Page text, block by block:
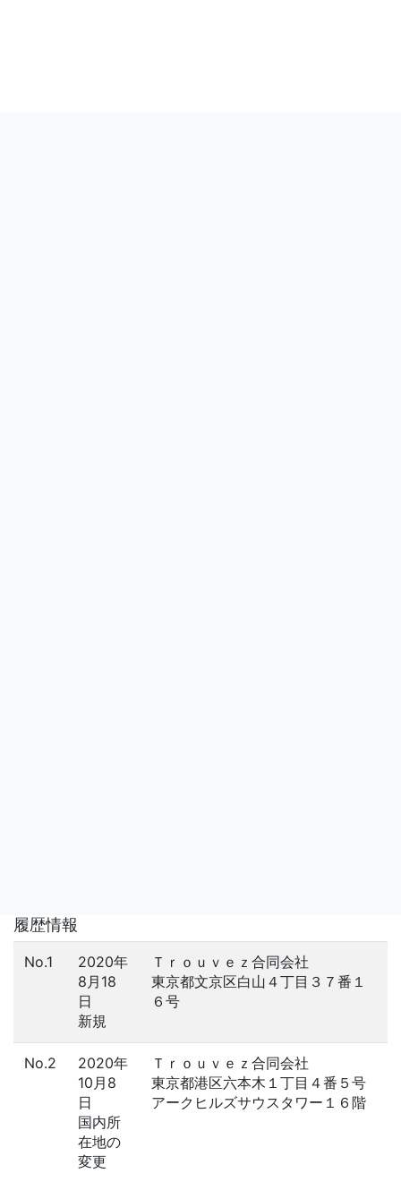
履歴情報
No.1
2020年
8月18
日
新規
Ｔｒｏｕｖｅｚ合同会社
東京都文京区白山４丁目３７番１
６号
No.2
2020年
10月8
日
国内所
在地の
変更
Ｔｒｏｕｖｅｚ合同会社
東京都港区六本木１丁目４番５号
アークヒルズサウスタワー１６階